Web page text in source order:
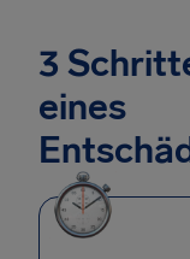
3
eines